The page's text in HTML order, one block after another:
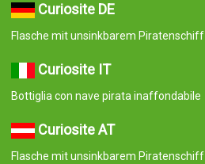
Curiosite DE
Flasche mit unsinkbarem Piratenschiff
Curiosite IT
Bottiglia con nave pirata inaffondabile
Curiosite AT
Flasche mit unsinkbarem Piratenschiff